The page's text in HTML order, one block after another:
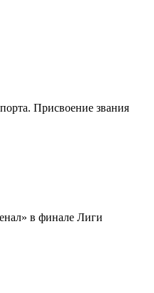
Присвоение звания
в финале Лиги